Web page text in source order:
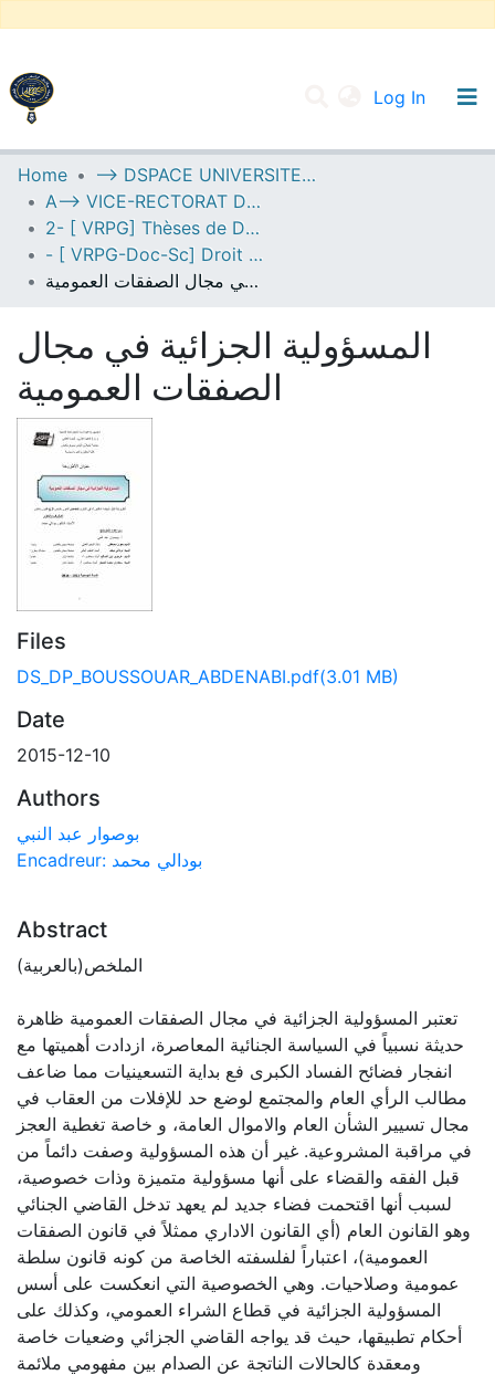
Log In
UNIVERSITY OF D.L SIDI BEL ABBES
Communities & Collections
All of DSpace
Statistics
Home
--> DSPACE UNIVERSITE DJILALLI LIABES DE SIDI BEL ABBES
A--> VICE-RECTORAT DE LA POST-GRADUATION
2- [ VRPG] Thèses de Doctorat en Sciences
- [ VRPG-Doc-Sc] Droit privé --- قانون خاص
المسؤولية الجزائية في مجال الصفقات العمومية
المسؤولية الجزائية في مجال
الصفقات العمومية
Files
DS_DP_BOUSSOUAR_ABDENABI.pdf(3.01 MB)
Date
2015-12-10
Authors
بوصوار عبد النبي
Encadreur: بودالي محمد
Abstract
الملخص(بالعربية)
تعتبر المسؤولية الجزائية في مجال الصفقات العمومية ظاهرة
حديثة نسبياً في السياسة الجنائية المعاصرة، ازدادت أهميتها مع
انفجار فضائح الفساد الكبرى فع بداية التسعينيات مما ضاعف
مطالب الرأي العام والمجتمع لوضع حد للإفلات من العقاب في
مجال تسيير الشأن العام والاموال العامة، و خاصة تغطية العجز
في مراقبة المشروعية. غير أن هذه المسؤولية وصفت دائماً من
قبل الفقه والقضاء على أنها مسؤولية متميزة وذات خصوصية،
لسبب أنها اقتحمت فضاء جديد لم يعهد تدخل القاضي الجنائي
وهو القانون العام (أي القانون الاداري ممثلاً في قانون الصفقات
العمومية)، اعتباراً لفلسفته الخاصة من كونه قانون سلطة
عمومية وصلاحيات. وهي الخصوصية التي انعكست على أسس
المسؤولية الجزائية في قطاع الشراء العمومي، وكذلك على
أحكام تطبيقها، حيث قد يواجه القاضي الجزائي وضعيات خاصة
ومعقدة كالحالات الناتجة عن الصدام بين مفهومي ملائمة